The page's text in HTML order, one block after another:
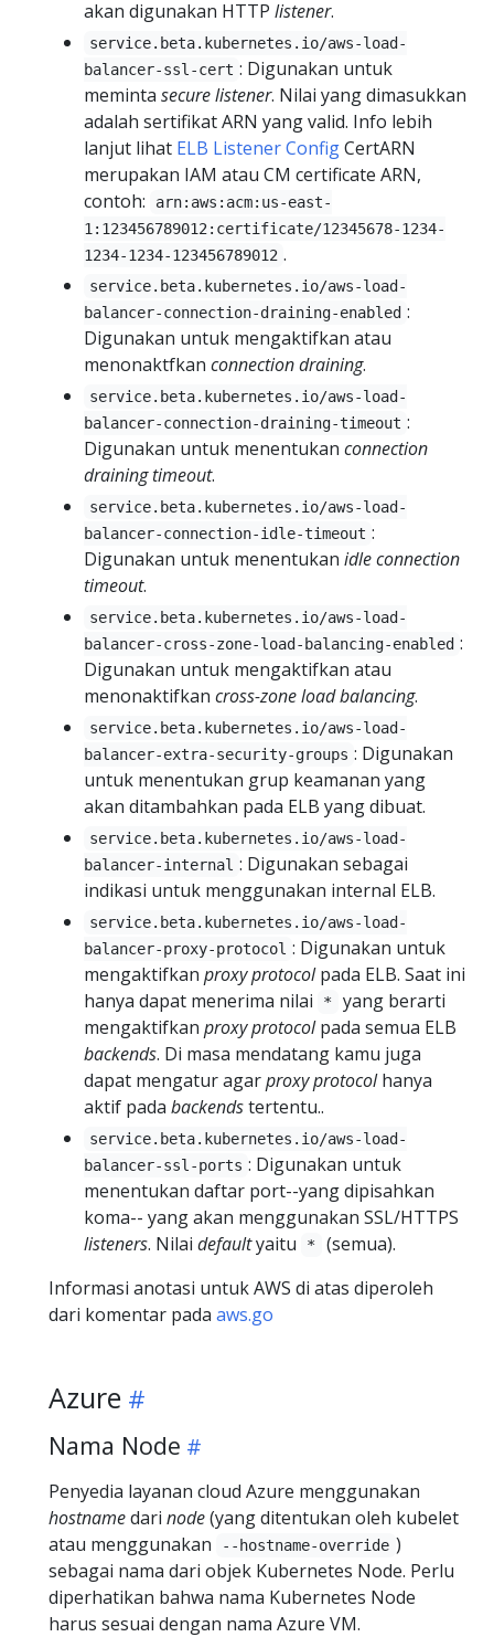
akan digunakan HTTP listener.
service.beta.kubernetes.io/aws-load-
balancer-ssl-cert : Digunakan untuk
meminta securelistener. Nilai yang dimasukkan
adalah sertifikat ARN yang valid. Info lebih
lanjut lihat ELB Listener ConfigCertARN
merupakan IAM atau CM certificate ARN,
contoh:
arn:aws:acm:us-east-
1:123456789012:certificate/12345678-1234-
1234-1234-123456789012 .
service.beta.kubernetes.io/aws-load-
balancer-connection-draining-enabled :
Digunakan untuk mengaktifkan atau
menonaktfkan connection draining.
service.beta.kubernetes.io/aws-load-
balancer-connection-draining-timeout :
Digunakan untuk menentukan connection
draining timeout.
service.beta.kubernetes.io/aws-load-
balancer-connection-idle-timeout :
Digunakan untuk menentukan idle connection
timeout.
service.beta.kubernetes.io/aws-load-
balancer-cross-zone-load-balancing-enabled :
Digunakan untuk mengaktifkan atau
menonaktifkan cross-zone load balancing.
service.beta.kubernetes.io/aws-load-
balancer-extra-security-groups : Digunakan
untuk menentukan grup keamanan yang
akan ditambahkan pada ELB yang dibuat.
service.beta.kubernetes.io/aws-load-
balancer-internal : Digunakan sebagai
indikasi untuk menggunakan internal ELB.
service.beta.kubernetes.io/aws-load-
balancer-proxy-protocol : Digunakan untuk
mengaktifkan proxy protocolpada ELB. Saat ini
hanya dapat menerima nilai
*
yang berarti
mengaktifkan proxy protocolpada semua ELB
backends. Di masa mendatang kamu juga
dapat mengatur agarproxy protocolhanya
aktif pada backendstertentu..
service.beta.kubernetes.io/aws-load-
balancer-ssl-ports : Digunakan untuk
menentukan daftar port--yang dipisahkan
koma-- yang akan menggunakan SSL/HTTPS
listeners. Nilai defaultyaitu *
(semua).
Informasi anotasi untuk AWS di atas diperoleh
dari komentar pada aws.go
Azure
Nama Node
Penyedia layanan cloud Azure menggunakan
hostnamedari node(yang ditentukan oleh kubelet
atau menggunakan
--hostname-override )
sebagai nama dari objek Kubernetes Node. Perlu
diperhatikan bahwa nama Kubernetes Node
harus sesuai dengan nama Azure VM.